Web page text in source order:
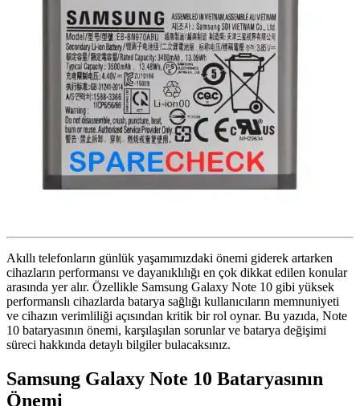
Akıllı telefonların günlük yaşamımızdaki önemi giderek artarken
cihazların performansı ve dayanıklılığı en çok dikkat edilen konular
arasında yer alır. Özellikle Samsung Galaxy Note 10 gibi yüksek
performanslı cihazlarda batarya sağlığı kullanıcıların memnuniyeti
ve cihazın verimliliği açısından kritik bir rol oynar. Bu yazıda, Note
10 bataryasının önemi, karşılaşılan sorunlar ve batarya değişimi
süreci hakkında detaylı bilgiler bulacaksınız.
Samsung Galaxy Note 10 Bataryasının
Önemi